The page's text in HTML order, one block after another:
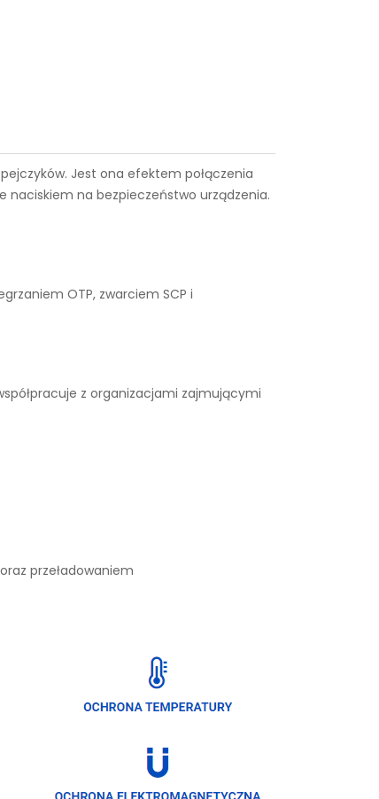
Jest ona efektem połączenia
naciskiem na bezpieczeństwo urządzenia.
OTP, zwarciem SCP i
z organizacjami zajmującymi
przeładowaniem